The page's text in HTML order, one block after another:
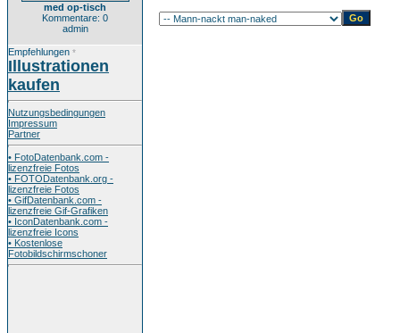
med op-tisch
Kommentare: 0
admin
Empfehlungen *
Illustrationen
kaufen
Nutzungsbedingungen
Impressum
Partner
• FotoDatenbank.com -
lizenzfreie Fotos
• FOTODatenbank.org -
lizenzfreie Fotos
• GifDatenbank.com -
lizenzfreie Gif-Grafiken
• IconDatenbank.com -
lizenzfreie Icons
• Kostenlose
Fotobildschirmschoner